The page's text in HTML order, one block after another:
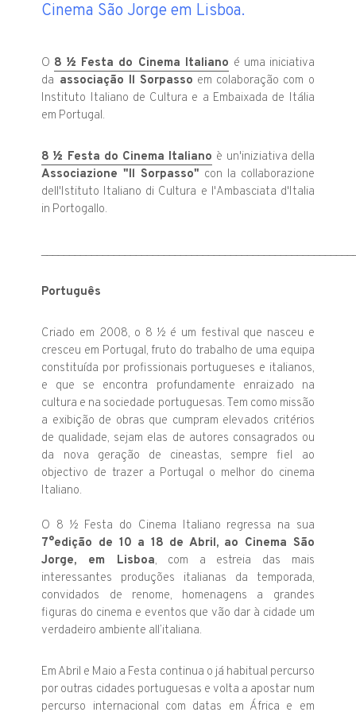
Cinema São Jorge em Lisboa.
O 8 ½ Festa do Cinema Italiano é uma iniciativa
da associação Il Sorpasso em colaboração com o
Instituto Italiano de Cultura e a Embaixada de Itália
em Portugal.
8 ½ Festa do Cinema Italiano è un'iniziativa della
Associazione "Il Sorpasso" con la collaborazione
dell'Istituto Italiano di Cultura e l'Ambasciata d'Italia
in Portogallo.
Português
Criado em 2008, o 8 ½ é um festival que nasceu e
cresceu em Portugal, fruto do trabalho de uma equipa
constituída por profissionais portugueses e italianos,
e que se encontra profundamente enraizado na
cultura e na sociedade portuguesas. Tem como missão
a exibição de obras que cumpram elevados critérios
de qualidade, sejam elas de autores consagrados ou
da nova geração de cineastas, sempre fiel ao
objectivo de trazer a Portugal o melhor do cinema
Italiano.
O 8 ½ Festa do Cinema Italiano regressa na sua
7°edição de 10 a 18 de Abril, ao Cinema São
Jorge, em Lisboa, com a estreia das mais
interessantes produções italianas da temporada,
convidados de renome, homenagens a grandes
figuras do cinema e eventos que vão dar à cidade um
verdadeiro ambiente all’italiana.
Em Abril e Maio a Festa continua o já habitual percurso
por outras cidades portuguesas e volta a apostar num
percurso internacional com datas em África e em